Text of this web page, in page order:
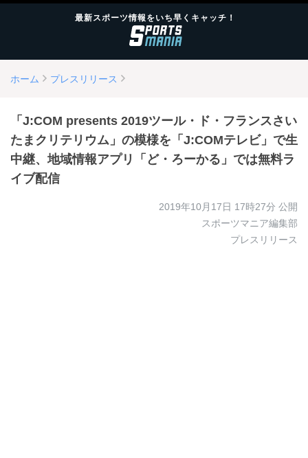
最新スポーツ情報をいち早くキャッチ！
ホーム プレスリリース
「J:COM presents 2019ツール・ド・フランスさい
たまクリテリウム」の模様を「J:COMテレビ」で生
中継、地域情報アプリ「ど・ろーかる」では無料ラ
イブ配信
2019年10月17日 17時27分 公開
スポーツマニア編集部
プレスリリース